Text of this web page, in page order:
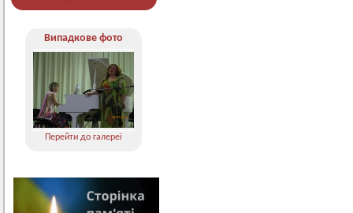
Випадкове фото
Перейти до галереї